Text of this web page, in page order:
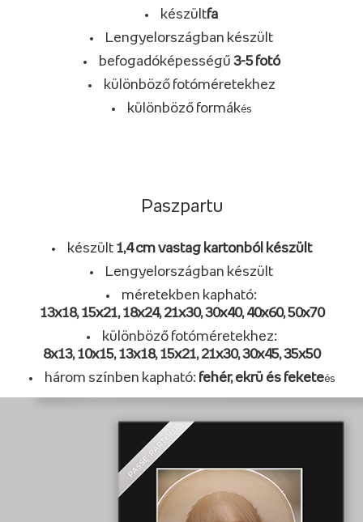
készültfa
Lengyelországban készült
befogadóképességű 3-5 fotó
különböző fotóméretekhez
különböző formákés
Paszpartu
készült 1,4 cm vastag kartonból készült
Lengyelországban készült
méretekben kapható:
13x18, 15x21, 18x24, 21x30, 30x40, 40x60, 50x70
különböző fotóméretekhez:
8x13, 10x15, 13x18, 15x21, 21x30, 30x45, 35x50
három színben kapható: fehér, ekrü és feketeés